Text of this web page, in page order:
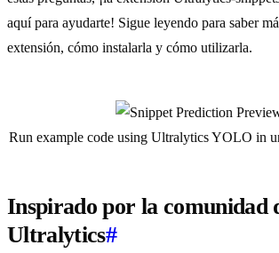
aquí para ayudarte! Sigue leyendo para saber
extensión, cómo instalarla y cómo utilizarla.
Run example code using Ultralytics YOLO in
Inspirado por la comunidad
Ultralytics#